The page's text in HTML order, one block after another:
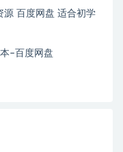
源 百度网盘 适合初学
–百度网盘